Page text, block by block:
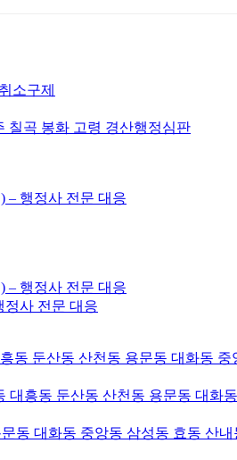
소구제
칠곡 봉화 고령 경산행정심판
– 행정사 전문 대응
– 행정사 전문 대응
정사 전문 대응
동 둔산동 산천동 용문동 대화동 중
흥동 둔산동 산천동 용문동 대화
동 대화동 중앙동 삼성동 효동 산